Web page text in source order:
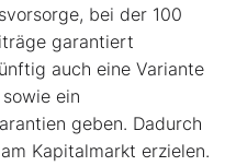
bei der 100
garantiert
auch eine Variante
ein
geben. Dadurch
Kapitalmarkt erzielen.